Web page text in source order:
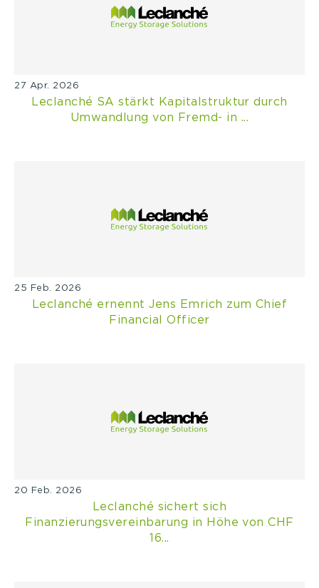
27 Apr. 2026
Leclanché SA stärkt Kapitalstruktur durch
Umwandlung von Fremd- in ...
25 Feb. 2026
Leclanché ernennt Jens Emrich zum Chief
Financial Officer
20 Feb. 2026
Leclanché sichert sich
Finanzierungsvereinbarung in Höhe von CHF
16...